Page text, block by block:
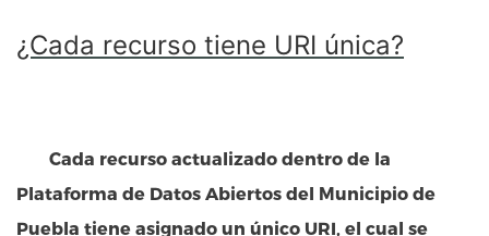
¿Cada recurso tiene URI única?
Cada recurso actualizado dentro de la
Plataforma de Datos Abiertos del Municipio de
Puebla tiene asignado un único URI, el cual se